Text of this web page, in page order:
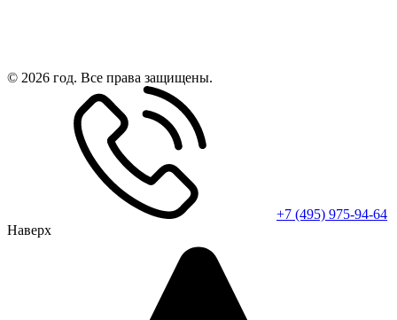
© 2026 год. Все права защищены.
+7 (495) 975-94-64
Наверх